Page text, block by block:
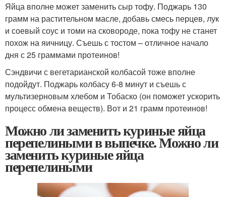
Яйца вполне может заменить сыр тофу. Поджарь 130
грамм на растительном масле, добавь смесь перцев, лук
и соевый соус и томи на сковороде, пока тофу не станет
похож на яичницу. Съешь с тостом – отличное начало
дня с 25 граммами протеинов!
Сэндвичи с вегетарианской колбасой тоже вполне
подойдут. Поджарь колбасу 6-8 минут и съешь с
мультизерновым хлебом и Тобаско (он поможет ускорить
процесс обмена веществ). Вот и 21 грамм протеинов!
Можно ли заменить куриные яйца
перепелиными в выпечке. Можно ли
заменить куриные яйца
перепелиными